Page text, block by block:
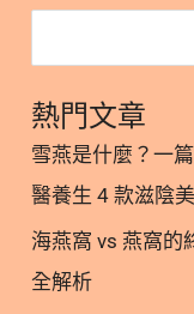
AAFCO 貓的特
等關鍵指標 10. 濕
養標示 11. 營養
副食罐 12. 為毛
AAFCO、
Q1：AAFCO 是
要包裝上印有符
不同？ Q4：歐洲
熱門文章
雪燕是什麼？一
醫養生 4 款滋陰
海燕窩 vs 燕窩的
全解析